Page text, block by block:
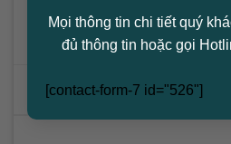
Mọi thông tin chi tiết quý
đủ thông tin hoặc gọi
[contact-form-7 id="526"]
permalink.